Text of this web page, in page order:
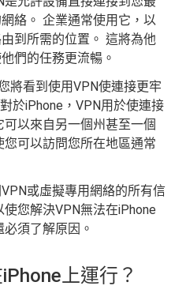
絡。 企業通常使用它，以
到所需的位置。 這將為他
們的任務更流暢。
將看到使用VPN使連接更牢
於iPhone，VPN用於使連接
以來自另一個州甚至一個
可以訪問您所在地區通常
或虛擬專用網絡的所有信
您解決VPN無法在iPhone
須了解原因。
上運行？